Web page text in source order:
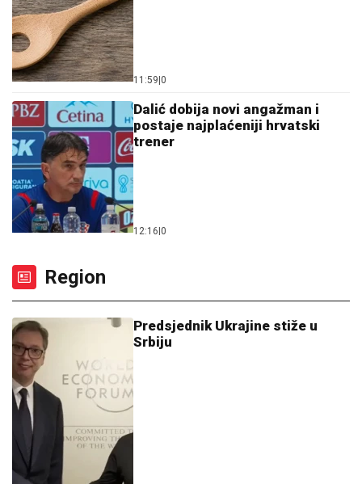
11:59 0
Dalić dobija novi angažman i
postaje najplaćeniji hrvatski
trener
12:16 0
Region
Predsjednik Ukrajine stiže u
Srbiju